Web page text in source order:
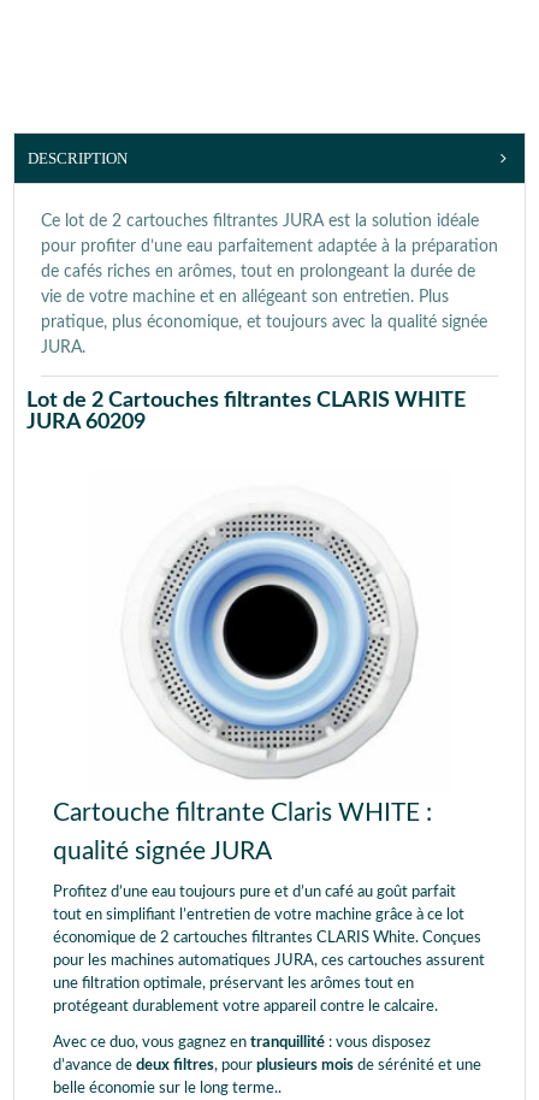
DESCRIPTION
Ce lot de 2 cartouches filtrantes JURA est la solution idéale
pour profiter d’une eau parfaitement adaptée à la préparation
de cafés riches en arômes, tout en prolongeant la durée de
vie de votre machine et en allégeant son entretien. Plus
pratique, plus économique, et toujours avec la qualité signée
JURA.
Lot de 2 Cartouches filtrantes CLARIS WHITE
JURA 60209
Cartouche filtrante Claris WHITE :
qualité signée JURA
Profitez d’une eau toujours pure et d’un café au goût parfait
tout en simplifiant l’entretien de votre machine grâce à ce lot
économique de 2 cartouches filtrantes CLARIS White. Conçues
pour les machines automatiques JURA, ces cartouches assurent
une filtration optimale, préservant les arômes tout en
protégeant durablement votre appareil contre le calcaire.
Avec ce duo, vous gagnez en tranquillité : vous disposez
d’avance de deux filtres, pour plusieurs mois de sérénité et une
belle économie sur le long terme..